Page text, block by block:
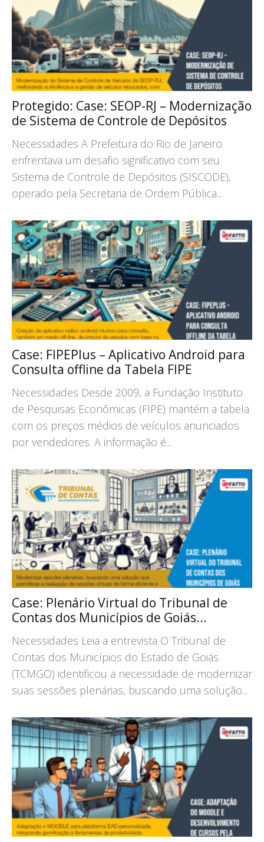
Protegido: Case: SEOP-RJ – Modernização
de Sistema de Controle de Depósitos
Necessidades A Prefeitura do Rio de Janeiro
enfrentava um desafio significativo com seu
Sistema de Controle de Depósitos (SISCODE),
operado pela Secretaria de Ordem Pública...
Case: FIPEPlus – Aplicativo Android para
Consulta offline da Tabela FIPE
Necessidades Desde 2009, a Fundação Instituto
de Pesquisas Econômicas (FIPE) mantém a tabela
com os preços médios de veículos anunciados
por vendedores. A informação é...
Case: Plenário Virtual do Tribunal de
Contas dos Municípios de Goiás...
Necessidades Leia a entrevista O Tribunal de
Contas dos Municípios do Estado de Goiás
(TCMGO) identificou a necessidade de modernizar
suas sessões plenárias, buscando uma solução...